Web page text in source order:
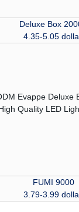
Deluxe Box
4.35-5.05
FUMI 9000
3.79-3.99